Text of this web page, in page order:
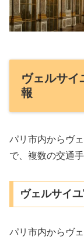
ヴェルサイ
報
パリ市内からヴ
で、複数の交通
ヴェルサイ
パリ市内からヴ